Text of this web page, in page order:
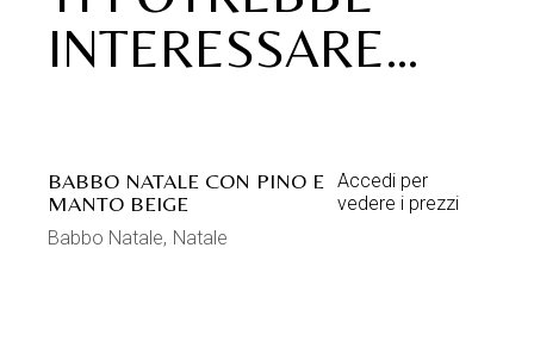
INTERESSARE…
BABBO NATALE CON PINO E
MANTO BEIGE
Accedi per
vedere i prezzi
Babbo Natale Natale